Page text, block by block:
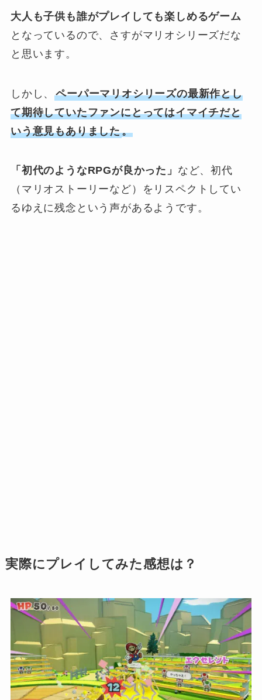
大人も子供も誰がプレイしても楽しめるゲーム
となっているので、さすがマリオシリーズだな
と思います。
しかし、ペーパーマリオシリーズの最新作とし
て期待していたファンにとってはイマイチだと
いう意見もありました。
「初代のようなRPGが良かった」 など、初代
（マリオストーリーなど）をリスペクトしてい
るゆえに残念という声があるようです。
実際にプレイしてみた感想は？